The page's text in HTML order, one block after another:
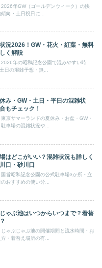
2026年GW（ゴールデンウィーク）の快
向・土日祝日に...
況2026！GW・花火・紅葉・無料
く解説
2026年の昭和記念公園で混みやすい時
日の混雑予想・無...
み・GW・土日・平日の混雑状
もチェック！
京サマーランドの夏休み・お盆・GW・
車場の混雑状況や...
はどこがいい？混雑状況も詳しく
口・砂川口
営昭和記念公園の公式駐車場3か所・立
のおすすめの使い分...
ゃぶ池はいつからいつまで？着替
ゃぶじゃぶ池の開催期間と流水時間・お
・着替え場所の有...